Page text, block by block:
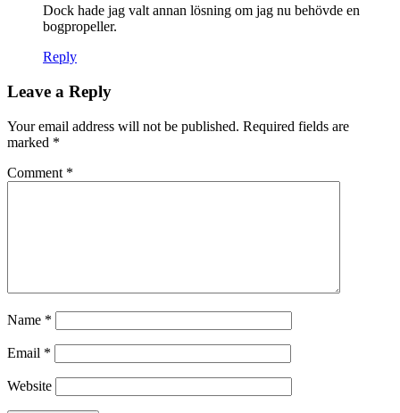
Dock hade jag valt annan lösning om jag nu behövde en
bogpropeller.
Reply
Leave a Reply
Your email address will not be published. Required fields are
marked *
Comment *
Name *
Email *
Website